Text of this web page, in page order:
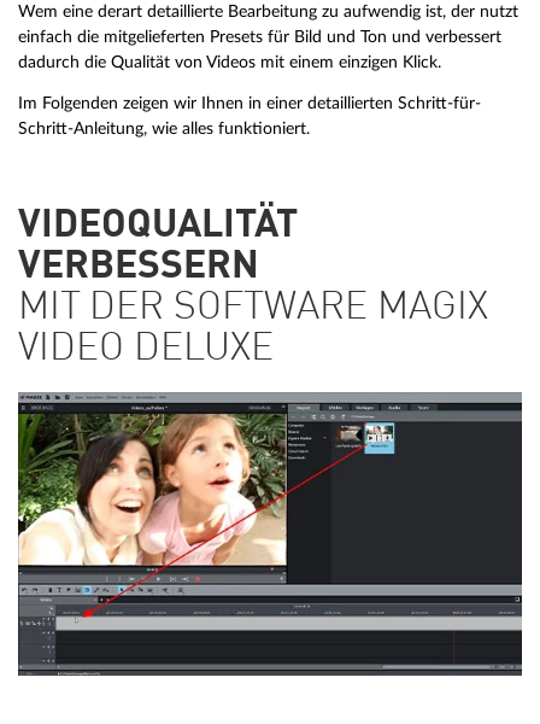
Wem eine derart detaillierte Bearbeitung zu aufwendig ist, der nutzt
einfach die mitgelieferten Presets für Bild und Ton und verbessert
dadurch die Qualität von Videos mit einem einzigen Klick.
Im Folgenden zeigen wir Ihnen in einer detaillierten Schritt-für-
Schritt-Anleitung, wie alles funktioniert.
VIDEOQUALITÄT
VERBESSERN
MIT DER SOFTWARE MAGIX
VIDEO DELUXE